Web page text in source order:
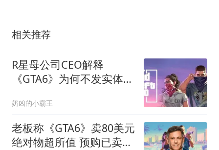
相关推荐
R星母公司CEO解释
《GTA6》为何不发实体
类似黑胶
奶凶的小霸王
老板称《GTA6》卖80美元
绝对物超所值 预购已卖